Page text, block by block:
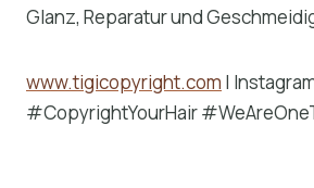
Glanz, Reparatur und
www.tigicopyright.com |
#CopyrightYourHair